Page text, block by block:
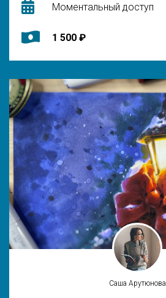
Моментальный доступ
1 500 ₽
Саша Арутюнова